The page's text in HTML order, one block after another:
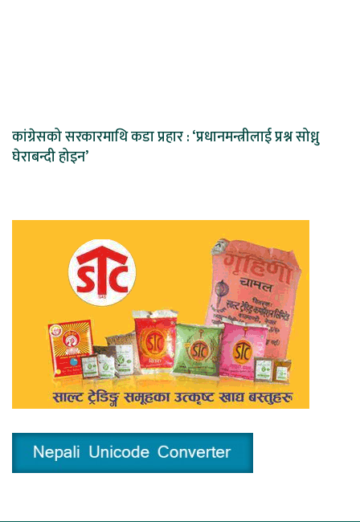
कांग्रेसको सरकारमाथि कडा प्रहार : ‘प्रधानमन्त्रीलाई प्रश्न सोध्नु
घेराबन्दी होइन’